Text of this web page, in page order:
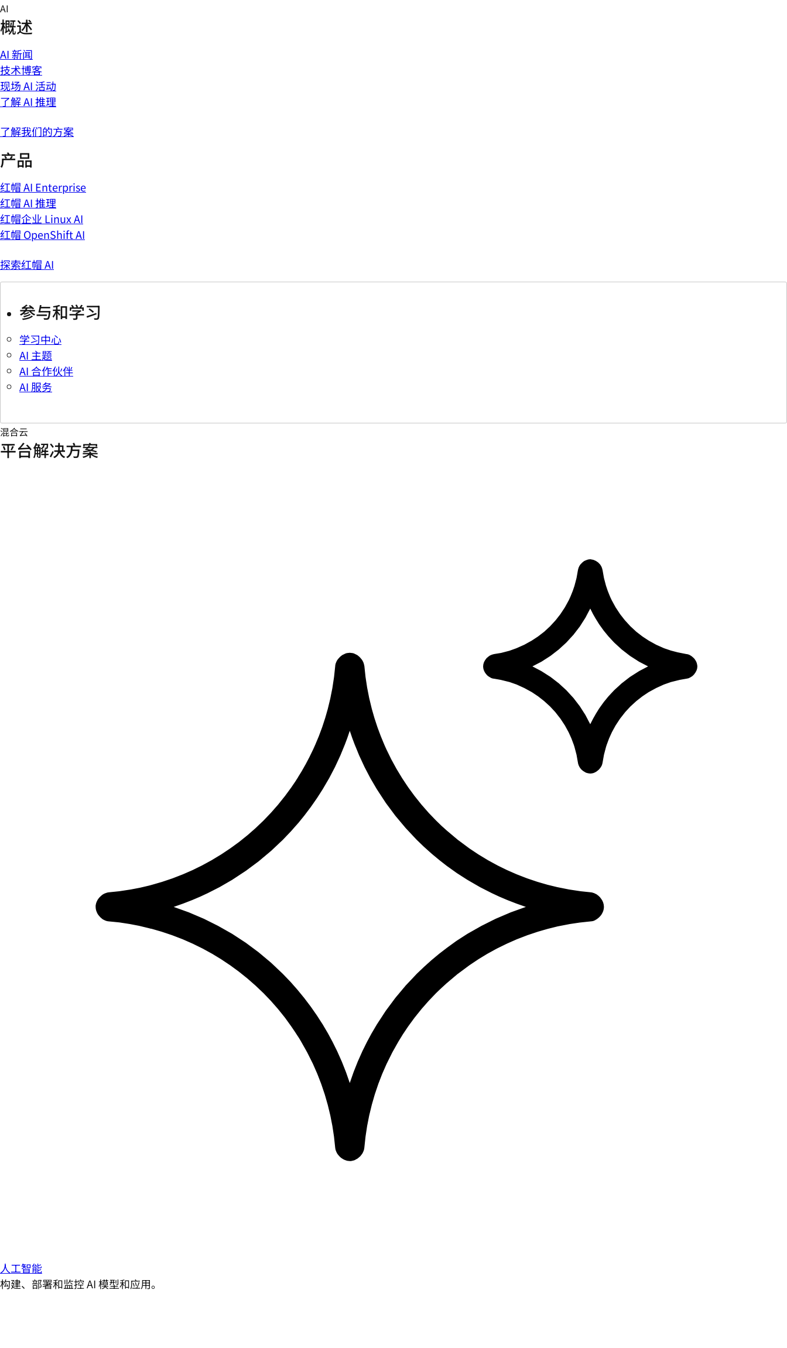
Skip
to
content
AI
概述
AI 新闻
技术博客
现场 AI 活动
了解 AI 推理
了解我们的方案
产品
红帽 AI Enterprise
红帽 AI 推理
红帽企业 Linux AI
红帽 OpenShift AI
探索红帽 AI
参与和学习
学习中心
AI 主题
AI 合作伙伴
AI 服务
混合云
平台解决方案
人工智能
构建、部署和监控 AI 模型和应用。